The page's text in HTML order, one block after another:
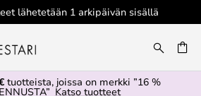
lähetetään 1 arkipäivän sisällä
tuotteista, joissa on merkki ”16 %
Katso tuotteet